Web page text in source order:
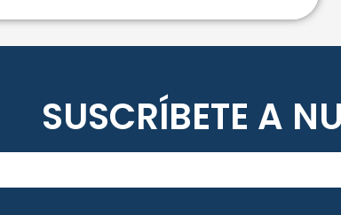
SUSCRÍBETE A